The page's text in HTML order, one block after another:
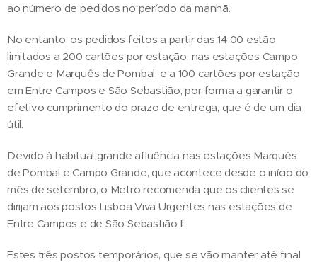
ao número de pedidos no período da manhã.
No entanto, os pedidos feitos a partir das 14:00 estão
limitados a 200 cartões por estação, nas estações Campo
Grande e Marquês de Pombal, e a 100 cartões por estação
em Entre Campos e São Sebastião, por forma a garantir o
efetivo cumprimento do prazo de entrega, que é de um dia
útil.
Devido à habitual grande afluência nas estações Marquês
de Pombal e Campo Grande, que acontece desde o início do
mês de setembro, o Metro recomenda que os clientes se
dirijam aos postos Lisboa Viva Urgentes nas estações de
Entre Campos e de São Sebastião II.
Estes três postos temporários, que se vão manter até final